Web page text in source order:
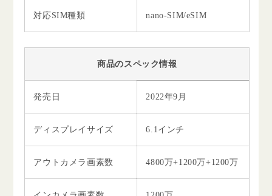
対応SIM種類 nano-SIM/eSIM
商品のスペック情報
発売日 2022年9月
ディスプレイサイズ 6.1インチ
アウトカメラ画素数 4800万+1200万+1200万